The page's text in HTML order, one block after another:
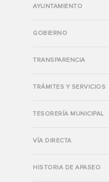
AYUNTAMIENTO
GOBIERNO
TRANSPARENCIA
TRÁMITES Y SERVICIOS
TESORERÍA MUNICIPAL
VÍA DIRECTA
HISTORIA DE APASEO